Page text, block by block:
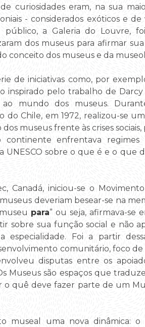
curiosidades eram, na sua
- considerados exóticos e de
a Galeria do Louvre,
dos museus para afirmar
conceito dos museus e da
de iniciativas como, por
inspirado pelo trabalho de Darcy
ao mundo dos museus.
do Chile, em 1972, realizou-se
museus frente às crises
enfrentava regimes
UNESCO sobre o que é e o que
Canadá, iniciou-se o
deveriam besear-se na
para” ou seja, afirmava-se
sobre sua função social e não
Foi a partir
comunitário, foco
disputas entre os
Museus são espaços que
quê deve fazer parte de um
museal uma nova dinâmica: